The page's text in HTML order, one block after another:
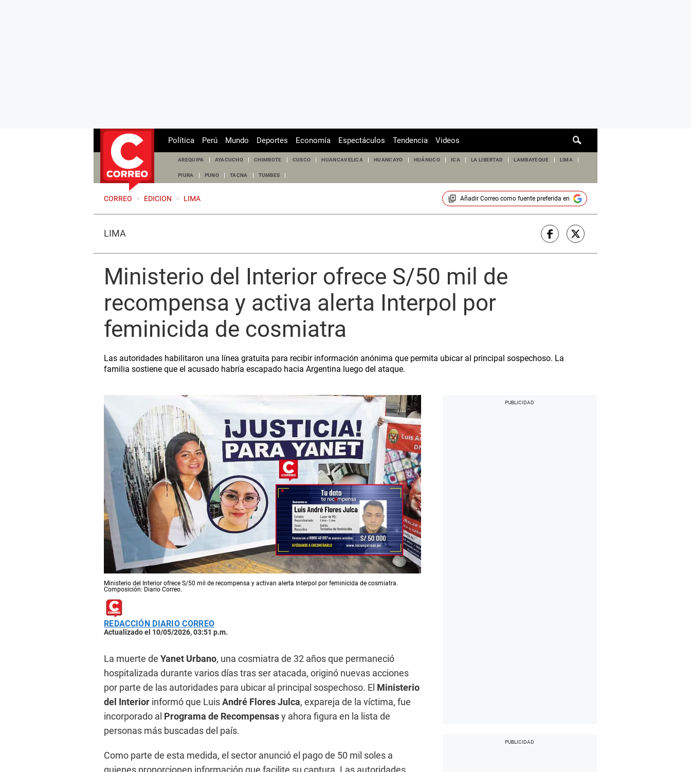
de
Política Perú Mundo Deportes Economía Espectáculos Tendencia Videos
AREQUIPA AYACUCHO CHIMBOTE CUSCO HUANCAVELICA HUANCAYO HUÁNUCO ICA LA LIBERTAD LAMBAYEQUE LIMA
PIURA PUNO TACNA TUMBES
CORREO > EDICION > LIMA Añadir Correocomo fuente preferida en
LIMA
Ministerio del Interior ofrece S/50 mil de
recompensa y activa alerta Interpol por
feminicida de cosmiatra
Las autoridades habilitaron una línea gratuita para recibir información anónima que permita ubicar al principal sospechoso. La
familia sostiene que el acusado habría escapado hacia Argentina luego del ataque.
Ministerio del Interior ofrece S/50 mil de recompensa y activan alerta Interpol por feminicida de cosmiatra.
Composición: Diario Correo.
REDACCIÓN DIARIO CORREO
Actualizado el 10/05/2026, 03:51 p.m.
La muerte de Yanet Urbano, una cosmiatra de 32 años que permaneció
hospitalizada durante varios días tras ser atacada, originó nuevas acciones
por parte de las autoridades para ubicar al principal sospechoso. El Ministerio
del Interior informó que LuisAndré Flores Julca, expareja de la víctima, fue
incorporado al Programa de Recompensasy ahora figura en la lista de
personas más buscadas del país.
Como parte de esta medida, el sector anunció el pago de 50 mil soles a
quienes proporcionen información que facilite su captura. Las autoridades